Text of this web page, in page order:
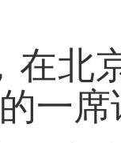
在北
一